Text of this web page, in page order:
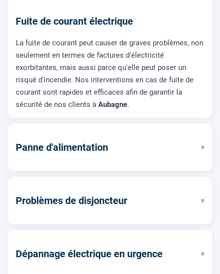
Fuite de courant électrique
La fuite de courant peut causer de graves problèmes, non
seulement en termes de factures d'électricité
exorbitantes, mais aussi parce qu'elle peut poser un
risqué d'incendie. Nos interventions en cas de fuite de
courant sont rapides et efficaces afin de garantir la
sécurité de nos clients à Aubagne.
Panne d'alimentation ▾
Problèmes de disjoncteur ▾
Dépannage électrique en urgence ▾